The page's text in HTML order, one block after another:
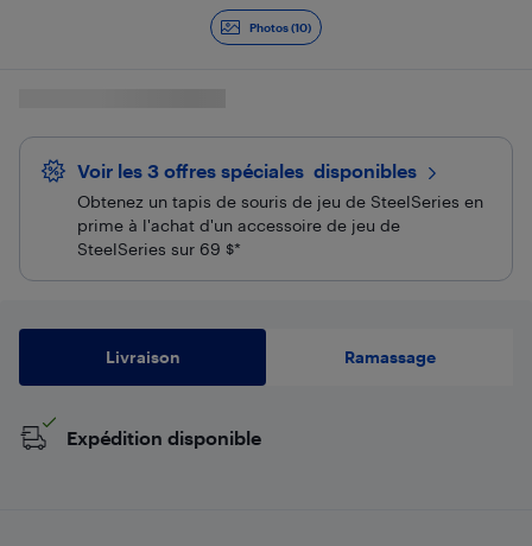
Photos (10)
Voir les 3 offres spéciales disponibles
Obtenez un tapis de souris de jeu de SteelSeries en
prime à l'achat d'un accessoire de jeu de
SteelSeries sur 69 $*
Livraison Ramassage
Expédition disponible